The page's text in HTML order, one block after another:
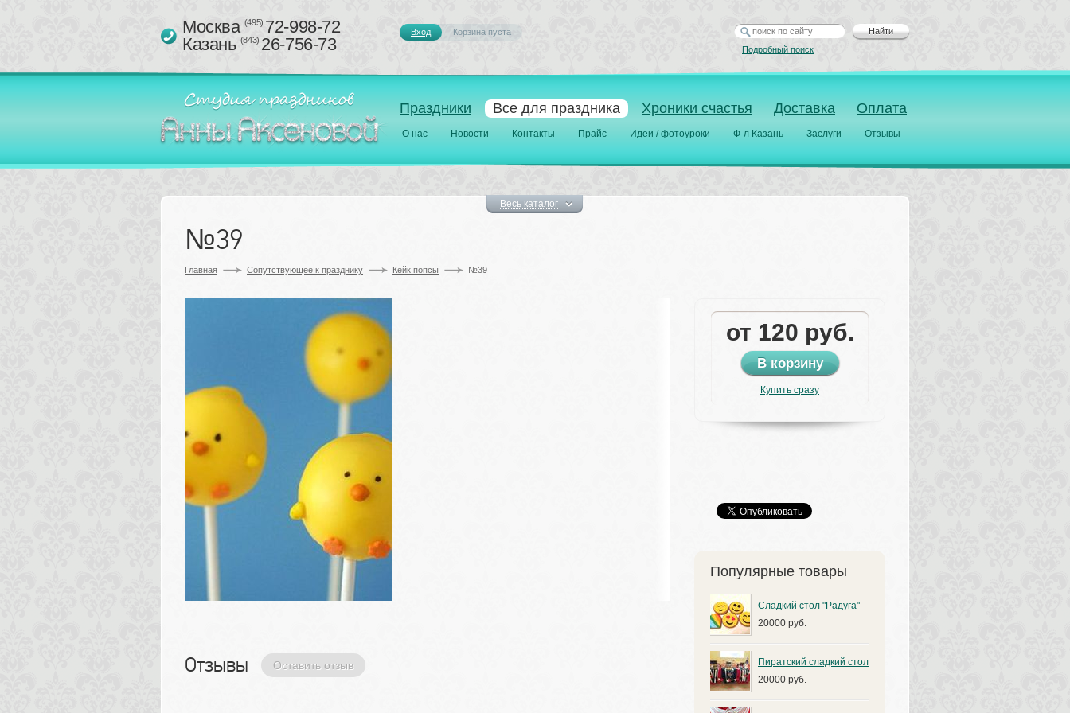
Праздники Все для праздника Хроники счастья Доставка Оплата
О нас Новости Контакты Прайс Идеи / фотоуроки Ф-л Казань Заслуги Отзывы
Москва (495)72-998-72
Казань (843)26-756-73
Вход Корзина пуста
Найти
Подробный поиск
Весь каталог
№39
Главная Сопутствующее к празднику Кейк попсы №39
Отзывы Оставить отзыв
от 120 руб.
В корзину
Купить сразу
Популярные товары
Сладкий стол "Радуга"
20000 руб.
Пиратский сладкий стол
20000 руб.